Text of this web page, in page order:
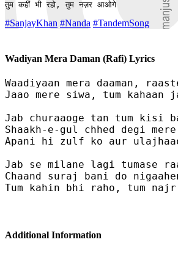
तुम कहीं भी रहो, तुम नज़र आओगे
#SanjayKhan #Nanda #TandemSong
Wadiyan Mera Daman (Rafi) Lyrics
Waadiyaan mera daaman,
Jaao mere siwa, tum kahaan
Jab churaaoge tan tum kisi
Shaakh-e-gul chhed degi
Apani hi zulf ko aur
Jab se milane lagi tumase
Chaand suraj bani do
Tum kahin bhi raho, tum najr
Additional Information